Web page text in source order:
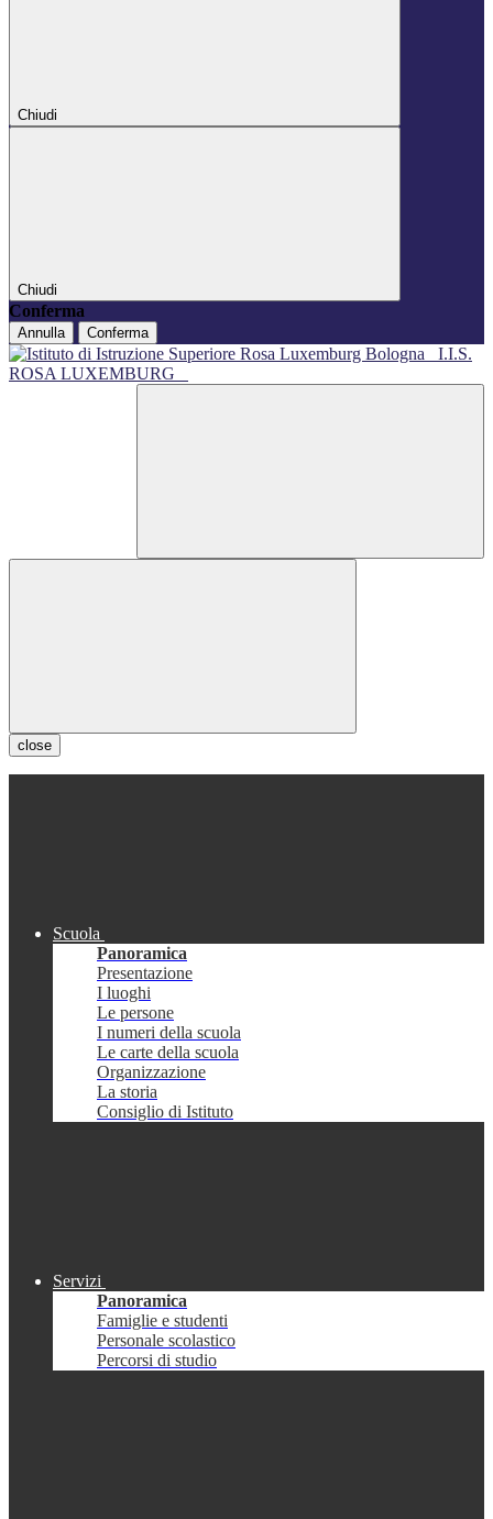
Chiudi
Chiudi
Conferma
Annulla Conferma
I.I.S.
ROSA LUXEMBURG
close
Scuola
Panoramica
Presentazione
I luoghi
Le persone
I numeri della scuola
Le carte della scuola
Organizzazione
La storia
Consiglio di Istituto
Servizi
Panoramica
Famiglie e studenti
Personale scolastico
Percorsi di studio